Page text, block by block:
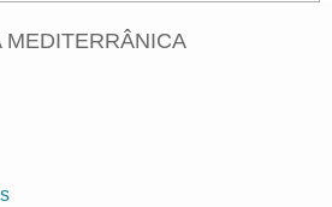
MEDITERRÂNICA